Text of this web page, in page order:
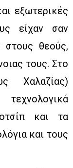
εξωτερικές
είχαν σαν
στους θεούς,
τους. Στο
Χαλαζίας)
και τα
και τους